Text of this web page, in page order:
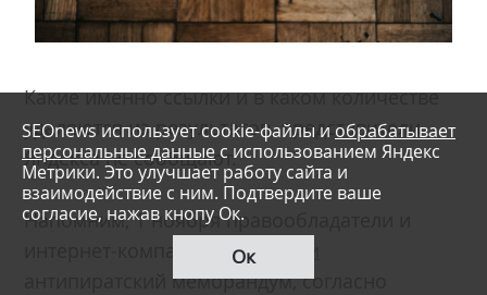
Какие именно ссылки и в каком количестве
удаляются из результатов, представители
Яндекса не сообщают.
Напомним, 1 ноября правообладатели и
подписали
антипиратский меморандум, согласно
SEOnews использует cookie-файлы и обрабатывает
персональные данныес использованием Яндекс
Метрики. Это улучшает работу сайта и
взаимодействие с ним. Подтвердите ваше
согласие, нажав кнопу Ок.
Ок